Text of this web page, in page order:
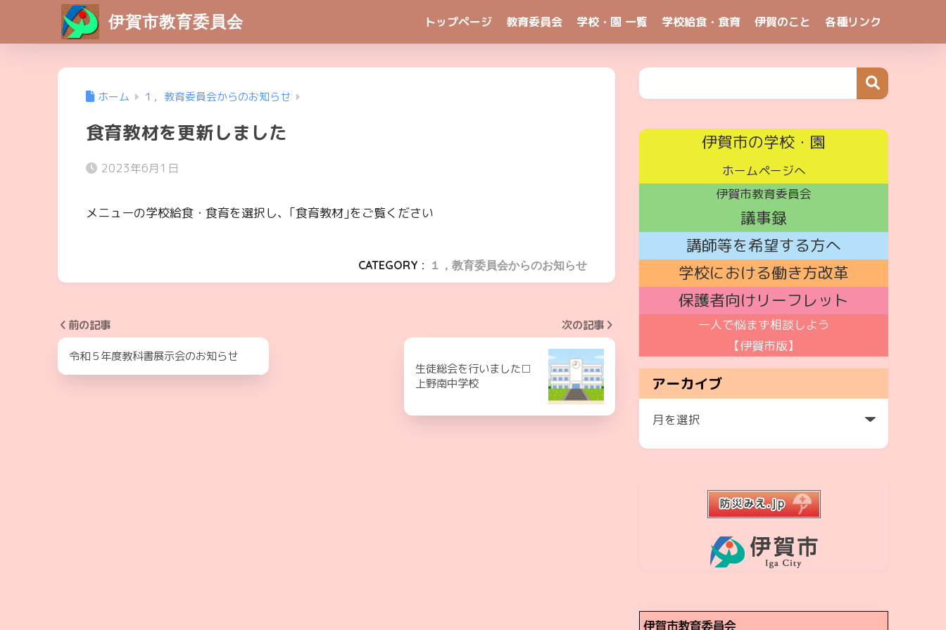
伊賀市教育委員会 トップページ 教育委員会 学校・園 一覧 学校給食・食育 伊賀のこと 各種リンク
ホーム １，教育委員会からのお知らせ
食育教材を更新しました
2023年6月1日
メニューの学校給食・食育を選択し、｢食育教材｣をご覧ください
CATEGORY : １，教育委員会からのお知らせ
前の記事
令和５年度教科書展示会のお知らせ
次の記事
生徒総会を行いました□
上野南中学校
伊賀市の学校・園
ホームページへ
伊賀市教育委員会
議事録
講師等を希望する方へ
学校における働き方改革
保護者向けリーフレット
一人で悩まず相談しよう
【伊賀市版】
アーカイブ
ア